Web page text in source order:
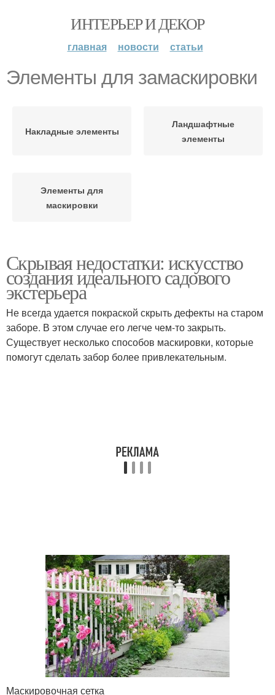
ИНТЕРЬЕР И ДЕКОР
главная новости статьи
Элементы для замаскировки
Накладные элементы
Ландшафтные
элементы
Элементы для
маскировки
Скрывая недостатки: искусство
создания идеального садового
экстерьера
Не всегда удается покраской скрыть дефекты на старом
заборе. В этом случае его легче чем-то закрыть.
Существует несколько способов маскировки, которые
помогут сделать забор более привлекательным.
Маскировочная сетка